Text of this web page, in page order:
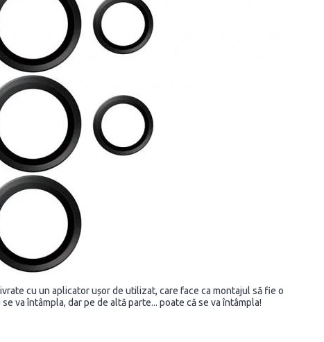
cu un aplicator ușor de utilizat, care face ca montajul să fie o
va întâmpla, dar pe de altă parte... poate că se va întâmpla!